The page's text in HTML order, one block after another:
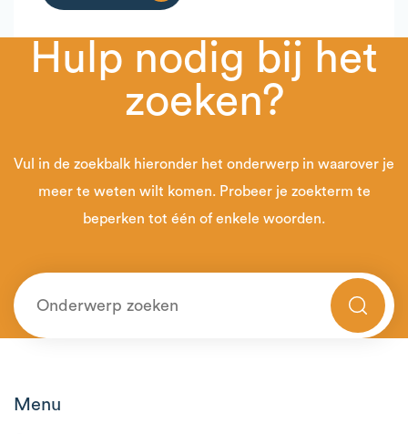
Hulp nodig bij het
zoeken?
Vul in de zoekbalk hieronder het onderwerp in waarover je
meer te weten wilt komen. Probeer je zoekterm te
beperken tot één of enkele woorden.
Menu